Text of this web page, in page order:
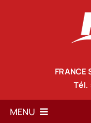
FRANCE
Tél.
MENU